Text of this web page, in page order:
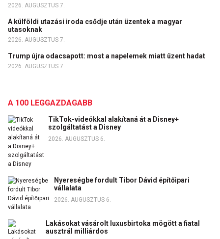
2026. AUGUSZTUS 7.
A külföldi utazási iroda csődje után üzentek a magyar
utasoknak
2026. AUGUSZTUS 7.
Trump újra odacsapott: most a napelemek miatt üzent hadat
2026. AUGUSZTUS 7.
A 100 LEGGAZDAGABB
TikTok-videókkal alakítaná át a Disney+
szolgáltatást a Disney
2026. AUGUSZTUS 6.
Nyereségbe fordult Tibor Dávid építőipari
vállalata
2026. AUGUSZTUS 6.
Lakásokat vásárolt luxusbirtoka mögött a fiatal
ausztrál milliárdos